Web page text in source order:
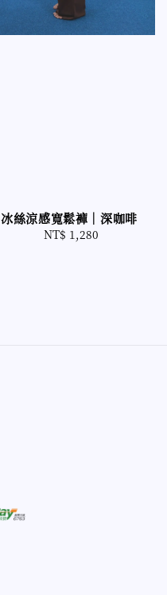
冰絲涼感寬鬆褲｜深咖啡
Regular
NT$ 1,280